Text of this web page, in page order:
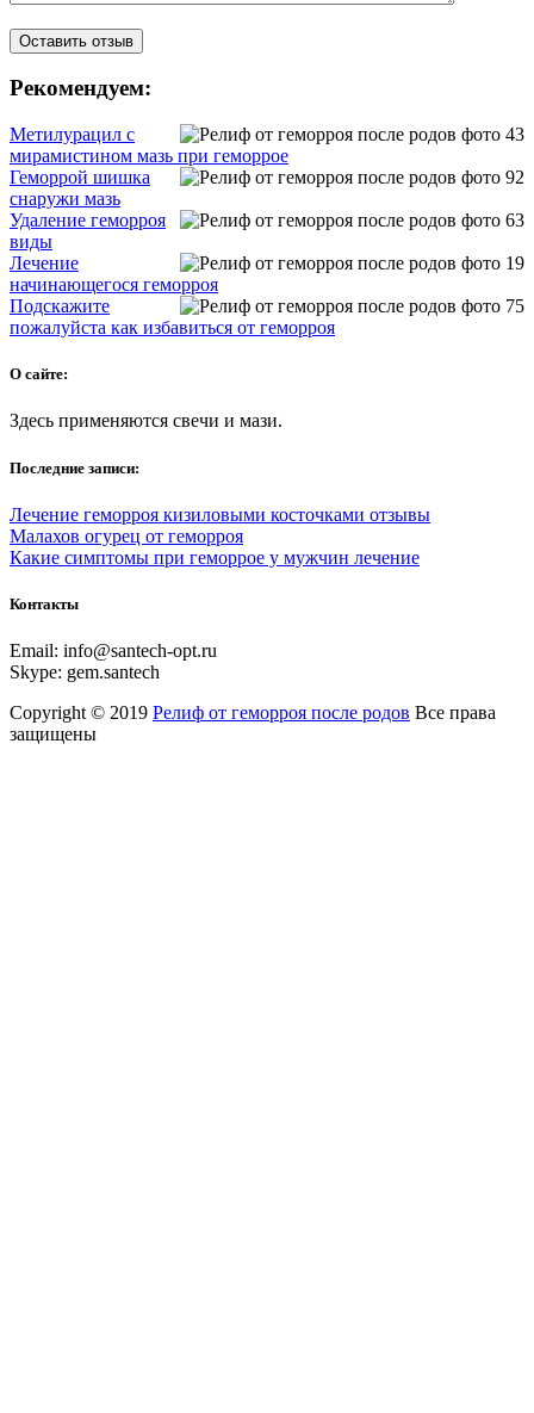
Рекомендуем:
Метилурацил с
мирамистином мазь при геморрое
Геморрой шишка
снаружи мазь
Удаление геморроя
виды
Лечение
начинающегося геморроя
Подскажите
пожалуйста как избавиться от геморроя
О сайте:
Здесь применяются свечи и мази.
Последние записи:
Лечение геморроя кизиловыми косточками отзывы
Малахов огурец от геморроя
Какие симптомы при геморрое у мужчин лечение
Контакты
Email: info@santech-opt.ru
Skype: gem.santech
Copyright © 2019 Релиф от геморроя после родов Все права
защищены